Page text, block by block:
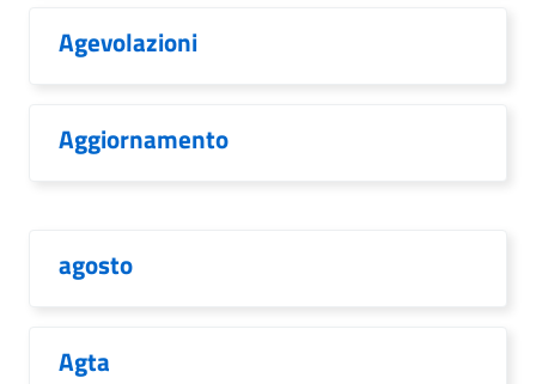
Agevolazioni
Aggiornamento
agosto
Agta